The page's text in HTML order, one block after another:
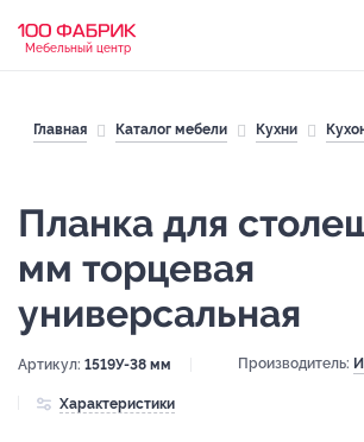
Мебельный центр
Главная Каталог мебели Кухни
Планка для
мм торцевая
универсальная
Артикул: 1519У-38 мм Производитель:
Характеристики